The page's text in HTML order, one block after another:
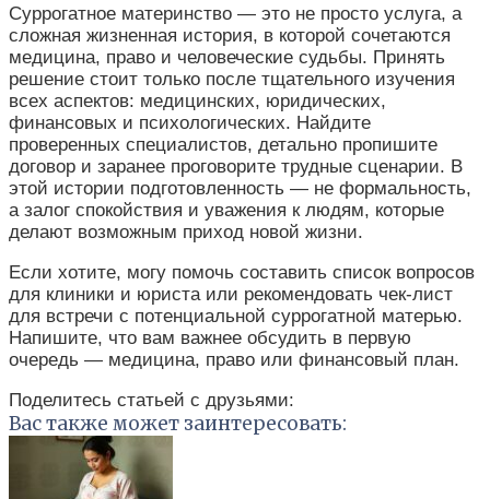
Суррогатное материнство — это не просто услуга, а
сложная жизненная история, в которой сочетаются
медицина, право и человеческие судьбы. Принять
решение стоит только после тщательного изучения
всех аспектов: медицинских, юридических,
финансовых и психологических. Найдите
проверенных специалистов, детально пропишите
договор и заранее проговорите трудные сценарии. В
этой истории подготовленность — не формальность,
а залог спокойствия и уважения к людям, которые
делают возможным приход новой жизни.
Если хотите, могу помочь составить список вопросов
для клиники и юриста или рекомендовать чек-лист
для встречи с потенциальной суррогатной матерью.
Напишите, что вам важнее обсудить в первую
очередь — медицина, право или финансовый план.
Поделитесь статьей с друзьями:
Вас также может заинтересовать: